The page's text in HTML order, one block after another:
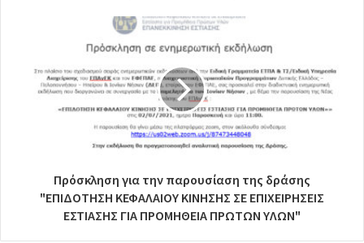
Πρόσκληση για την παρουσίαση της δράσης
"ΕΠΙΔΟΤΗΣΗ ΚΕΦΑΛΑΙΟΥ ΚΙΝΗΣΗΣ ΣΕ ΕΠΙΧΕΙΡΗΣΕΙΣ
ΕΣΤΙΑΣΗΣ ΓΙΑ ΠΡΟΜΗΘΕΙΑ ΠΡΩΤΩΝ ΥΛΩΝ"